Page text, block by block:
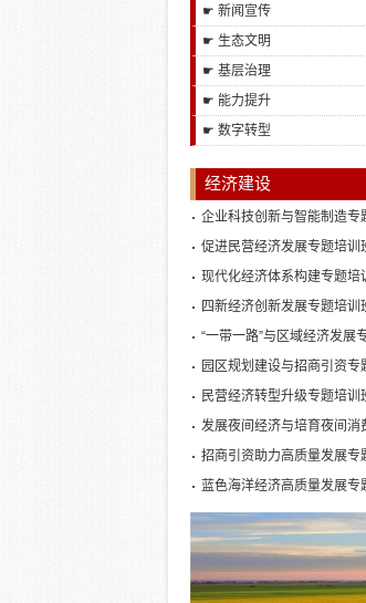
☛ 新闻宣传
☛ 生态文明
☛ 基层治理
☛ 能力提升
☛ 数字转型
经济建设
企业科技创新与智能制造专
促进民营经济发展专题培训
现代化经济体系构建专题培
四新经济创新发展专题培训
“一带一路”与区域经济发展
园区规划建设与招商引资专
民营经济转型升级专题培训
发展夜间经济与培育夜间消
招商引资助力高质量发展专
蓝色海洋经济高质量发展专